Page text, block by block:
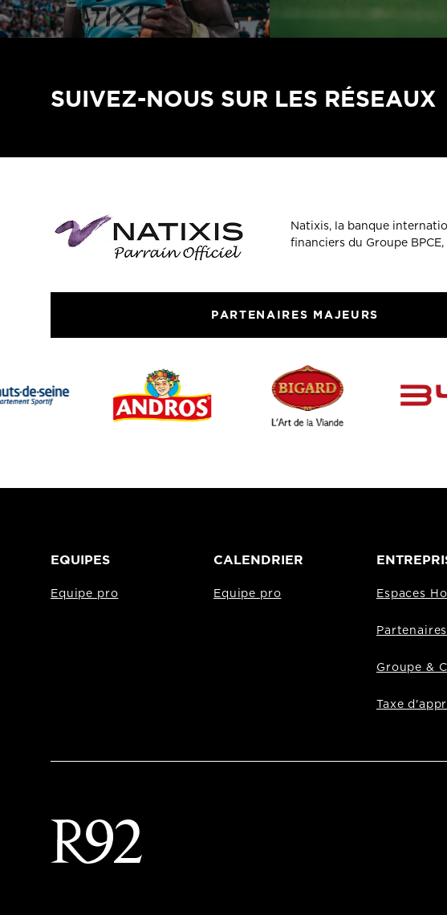
SUIVEZ-NOUS SUR LES RÉSEAUX
Natixis, la banque
financiers du Groupe
PARTENAIRES MAJEURS
EQUIPES
Equipe pro
CALENDRIER
Equipe pro Espaces
Partenaires
Groupe &
Taxe